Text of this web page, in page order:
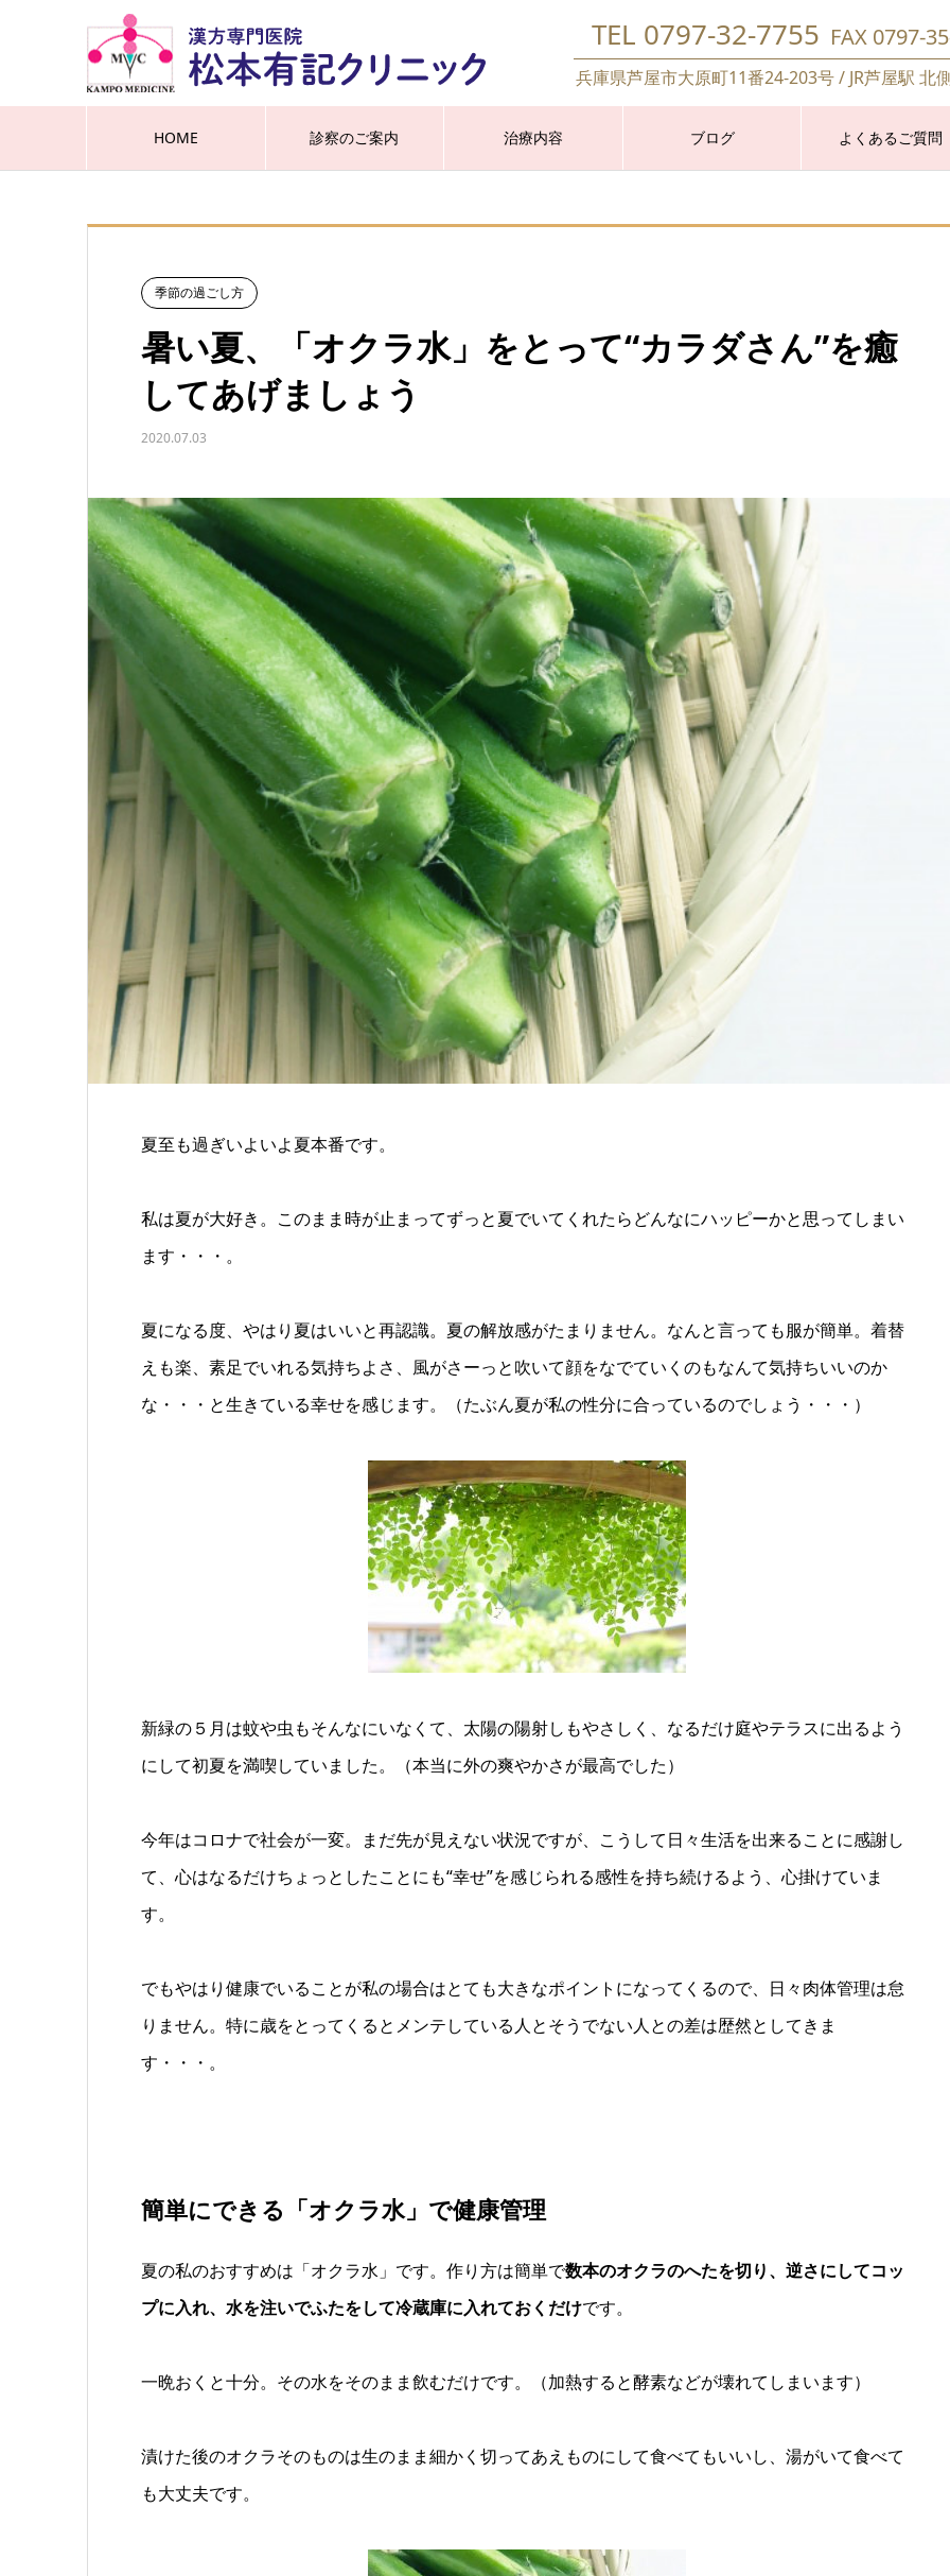
TEL 0797-32-7755 FAX 0797-
兵庫県芦屋市大原町11番24-203号 / JR芦屋駅 北
HOME 診察のご案内 治療内容 ブログ よくあるご質問
季節の過ごし方
暑い夏、「オクラ水」をとって“カラダさん”を癒
してあげましょう
2020.07.03
夏至も過ぎいよいよ夏本番です。
私は夏が大好き。このまま時が止まってずっと夏でいてくれたらどんなにハッピーかと思ってしまい
ます・・・。
夏になる度、やはり夏はいいと再認識。夏の解放感がたまりません。なんと言っても服が簡単。着替
えも楽、素足でいれる気持ちよさ、風がさーっと吹いて顔をなでていくのもなんて気持ちいいのか
な・・・と生きている幸せを感じます。（たぶん夏が私の性分に合っているのでしょう・・・）
新緑の５月は蚊や虫もそんなにいなくて、太陽の陽射しもやさしく、なるだけ庭やテラスに出るよう
にして初夏を満喫していました。（本当に外の爽やかさが最高でした）
今年はコロナで社会が一変。まだ先が見えない状況ですが、こうして日々生活を出来ることに感謝し
て、心はなるだけちょっとしたことにも“幸せ”を感じられる感性を持ち続けるよう、心掛けていま
す。
でもやはり健康でいることが私の場合はとても大きなポイントになってくるので、日々肉体管理は怠
りません。特に歳をとってくるとメンテしている人とそうでない人との差は歴然としてきま
す・・・。
簡単にできる「オクラ水」で健康管理
夏の私のおすすめは「オクラ水」です。作り方は簡単で数本のオクラのへたを切り、逆さにしてコッ
プに入れ、水を注いでふたをして冷蔵庫に入れておくだけです。
一晩おくと十分。その水をそのまま飲むだけです。（加熱すると酵素などが壊れてしまいます）
漬けた後のオクラそのものは生のまま細かく切ってあえものにして食べてもいいし、湯がいて食べて
も大丈夫です。